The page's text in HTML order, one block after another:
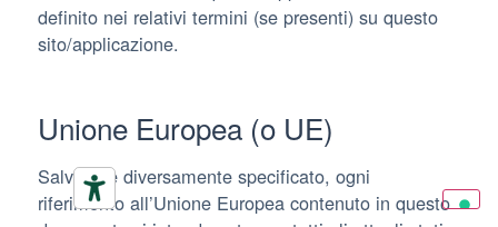
definito nei relativi termini (se presenti) su questo
sito/applicazione.
Unione Europea (o UE)
Salvo ove diversamente specificato, ogni
riferimento all’Unione Europea contenuto in questo